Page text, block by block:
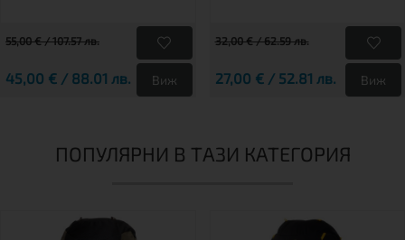
55,00 € / 107.57 лв.
45,00 € / 88.01 лв. Виж
32,00 € / 62.59 лв.
27,00 € / 52.81 лв. Виж
ПОПУЛЯРНИ В ТАЗИ КАТЕГОРИЯ